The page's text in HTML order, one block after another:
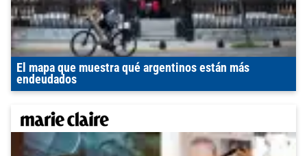
El mapa que muestra qué argentinos están más
endeudados